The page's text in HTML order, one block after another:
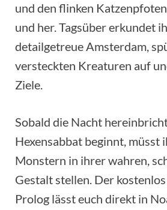
und den flinken
und her. Tagsüber erkundet
detailgetreue Amsterdam,
versteckten Kreaturen auf
Ziele.
Sobald die Nacht
Hexensabbat beginnt, müsst
Monstern in ihrer wahren,
Gestalt stellen. Der
Prolog lässt euch direkt in